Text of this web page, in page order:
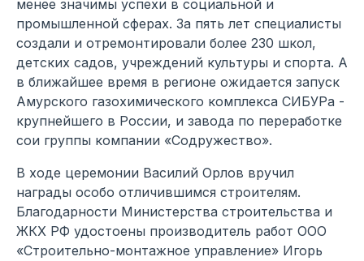
менее значимы успехи в социальной и
промышленной сферах. За пять лет специалисты
создали и отремонтировали более 230 школ,
детских садов, учреждений культуры и спорта. А
в ближайшее время в регионе ожидается запуск
Амурского газохимического комплекса СИБУРа -
крупнейшего в России, и завода по переработке
сои группы компании «Содружество».
В ходе церемонии Василий Орлов вручил
награды особо отличившимся строителям.
Благодарности Министерства строительства и
ЖКХ РФ удостоены производитель работ ООО
«Строительно-монтажное управление» Игорь